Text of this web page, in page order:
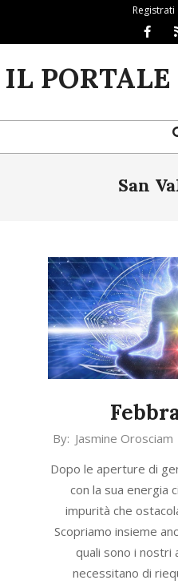
Registrati
IL
Navigation
San
2021-
18
By: Jasmine Orosciam
Dopo le aperture di
con la sua energia
impurità che
Scopriamo insieme
quali sono i nostri
necessitano di